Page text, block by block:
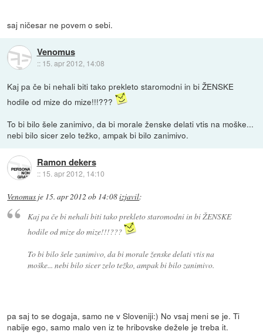
saj ničesar ne povem o sebi.
Venomus
:: 15. apr 2012, 14:08
Kaj pa če bi nehali biti tako prekleto staromodni in bi ŽENSKE
hodile od mize do mize!!!???
To bi bilo šele zanimivo, da bi morale ženske delati vtis na moške...
nebi bilo sicer zelo težko, ampak bi bilo zanimivo.
Ramon dekers
:: 15. apr 2012, 14:10
Venomus je 15. apr 2012 ob 14:08izjavil:
Kaj pa če bi nehali biti tako prekleto staromodni in bi ŽENSKE
hodile od mize do mize!!!???
To bi bilo šele zanimivo, da bi morale ženske delati vtis na
moške... nebi bilo sicer zelo težko, ampak bi bilo zanimivo.
pa saj to se dogaja, samo ne v Sloveniji:) No vsaj meni se je. Ti
nabije ego, samo malo ven iz te hribovske dežele je treba it.